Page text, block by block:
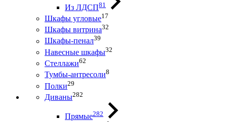
Из ЛДСП81
Шкафы угловые17
Шкафы витрина32
Шкафы-пенал39
Навесные шкафы32
Стеллажи62
Тумбы-антресоли8
Полки29
Диваны282
Прямые282